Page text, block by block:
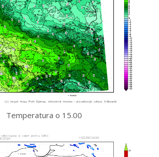
Temperatura o 15.00